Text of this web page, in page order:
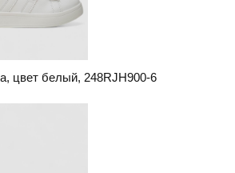
цвет белый, 248RJH900-6